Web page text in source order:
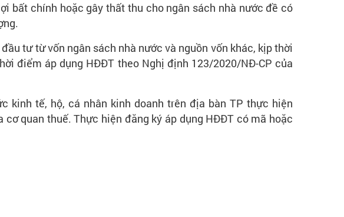
bất chính hoặc gây thất thu cho ngân sách nhà nước đề có
tư từ vốn ngân sách nhà nước và nguồn vốn khác, kịp thời
điểm áp dụng HĐĐT theo Nghị định 123/2020/NĐ-CP của
kinh tế, hộ, cá nhân kinh doanh trên địa bàn TP thực hiện
quan thuế. Thực hiện đăng ký áp dụng HĐĐT có mã hoặc